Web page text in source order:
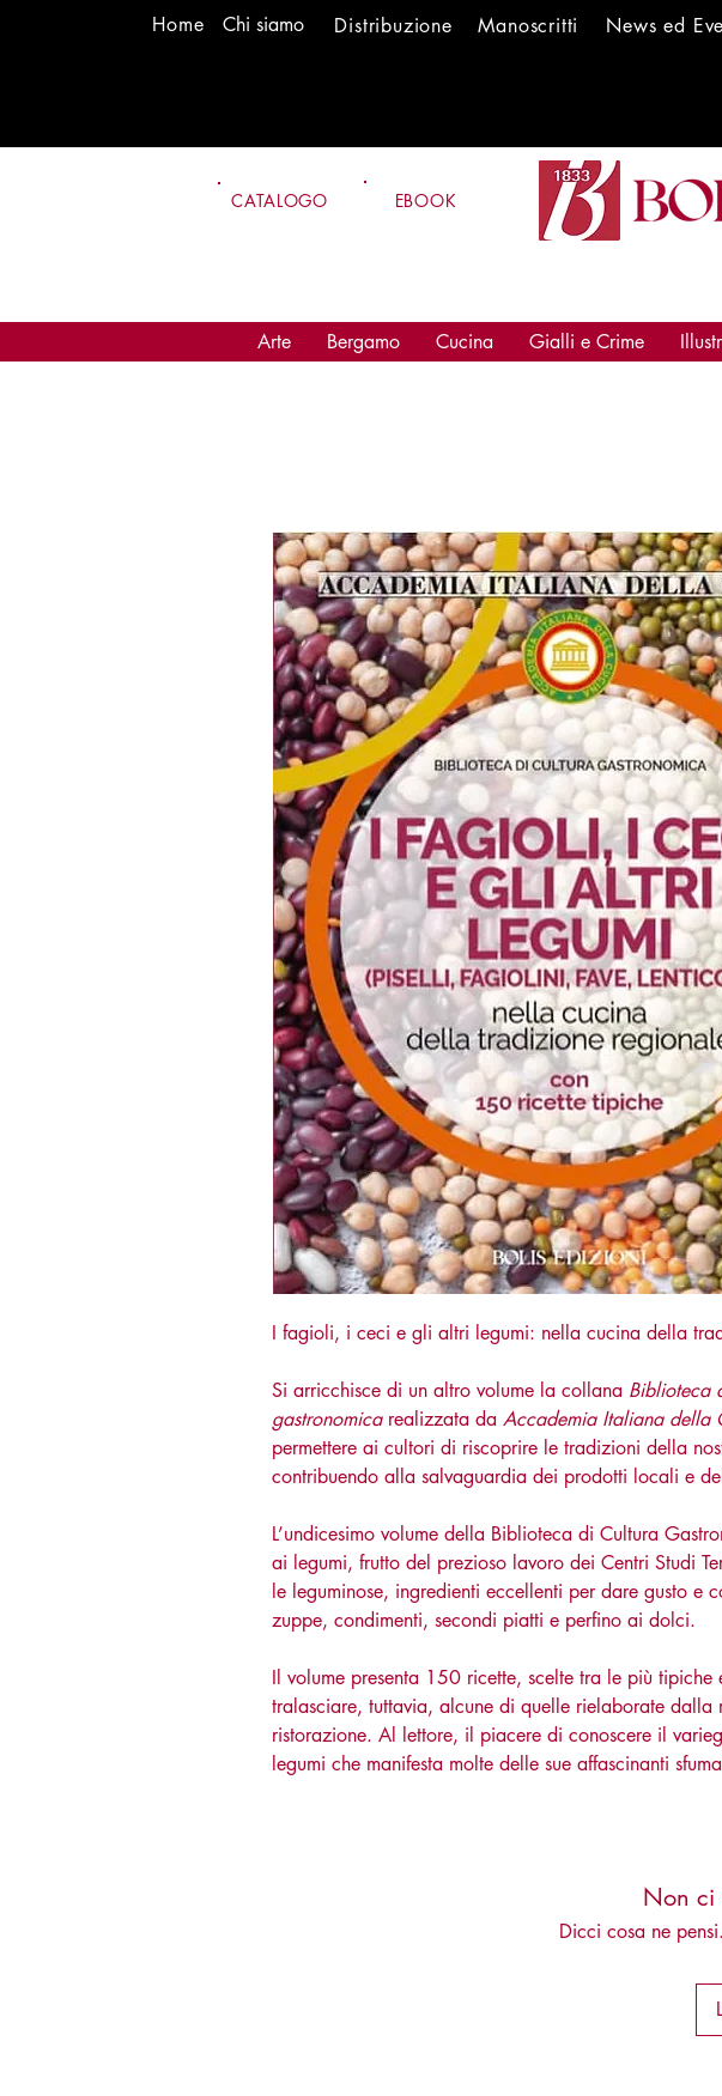
Home Chi siamo Distribuzione Manoscritti News ed Ev
CATALOGO EBOOK
Arte Bergamo Cucina Gialli e Crime
I fagioli, i ceci e gli altri legumi: nella cucina della
Si arricchisce di un altro volume la collana Biblioteca
gastronomicarealizzata da Accademia Italiana della
permettere ai cultori di riscoprire le tradizioni della
contribuendo alla salvaguardia dei prodotti locali e
L’undicesimo volume della Biblioteca di Cultura
ai legumi, frutto del prezioso lavoro dei Centri Studi
le leguminose, ingredienti eccellenti per dare gusto e
zuppe, condimenti, secondi piatti e perfino ai dolci.
Il volume presenta 150 ricette, scelte tra le più tipiche
tralasciare, tuttavia, alcune di quelle rielaborate dalla
ristorazione. Al lettore, il piacere di conoscere il
legumi che manifesta molte delle sue affascinanti
Non ci
Dicci cosa ne